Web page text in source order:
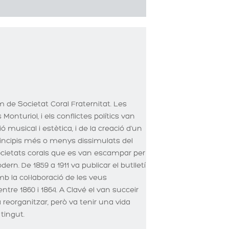
de Societat Coral Fraternitat. Les
i els conflictes polítics van
musical i estètica, i de la creació d'un
més o menys dissimulats del
corals que es van escampar per
De 1859 a 1911 va publicar el butlletí
la col·laboració de les veus
1860 i 1864. A Clavé el van succeir
reorganitzar, però va tenir una vida
tingut.